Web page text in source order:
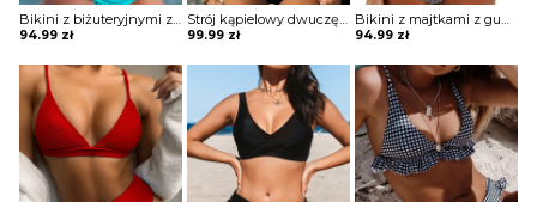
Bikini z biżuteryjnymi zdobieniami
94.99 zł
Strój kąpielowy dwuczęściowy z paskami
99.99 zł
Bikini z majtkami z gumkami i stanikiem wiązanym pod biustem
94.99 zł